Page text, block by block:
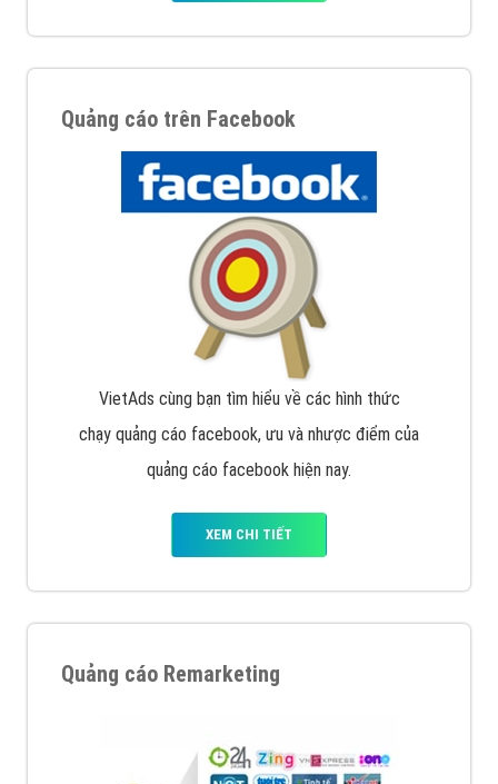
Quảng cáo trên Facebook
VietAds cùng bạn tìm hiểu về các hình thức
chạy quảng cáo facebook, ưu và nhược điểm của
quảng cáo facebook hiện nay.
XEM CHI TIẾT
Quảng cáo Remarketing